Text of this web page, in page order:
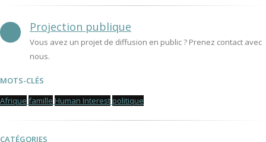
Projection publique
Vous avez un projet de diffusion en public ? Prenez contact avec
nous.
MOTS-CLÉS
Afrique famille Human Interest politique
CATÉGORIES